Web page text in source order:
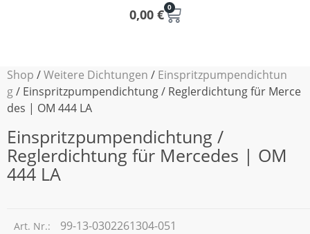
0,00 € 0
Shop /Weitere Dichtungen / Einspritzpumpendichtun
g/ Einspritzpumpendichtung / Reglerdichtung für Merce
des | OM 444 LA
Einspritzpumpendichtung /
Reglerdichtung für Mercedes | OM
444 LA
Art. Nr.: 99-13-0302261304-051